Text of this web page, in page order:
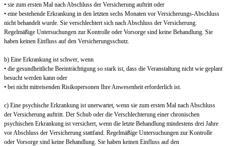
• sie zum ersten Mal nach Abschluss der Versicherung auftritt oder
• eine bestehende Erkrankung in den letzten sechs Monaten vor Versicherungs-Abschluss
nicht behandelt wurde. Sie verschlechtert sich nach Abschluss der Versicherung.
Regelmäßige Untersuchungen zur Kontrolle oder Vorsorge sind keine Behandlung. Sie
haben keinen Einfluss auf den Versicherungsschutz.
b) Eine Erkrankung ist schwer, wenn
• die gesundheitliche Beeinträchtigung so stark ist, dass die Veranstaltung nicht wie geplant
besucht werden kann oder
• bei nicht mitreisenden Risikopersonen Ihre Anwesenheit erforderlich ist.
c) Eine psychische Erkrankung ist unerwartet, wenn sie zum ersten Mal nach Abschluss
der Versicherung auftritt. Der Schub oder die Verschlechterung einer chronischen
psychischen Erkrankung ist versichert, wenn die letzte Behandlung mindestens drei Jahre
vor Abschluss der Versicherung stattfand. Regelmäßige Untersuchungen zur Kontrolle
oder Vorsorge sind keine Behandlung. Sie haben keinen Einfluss auf den